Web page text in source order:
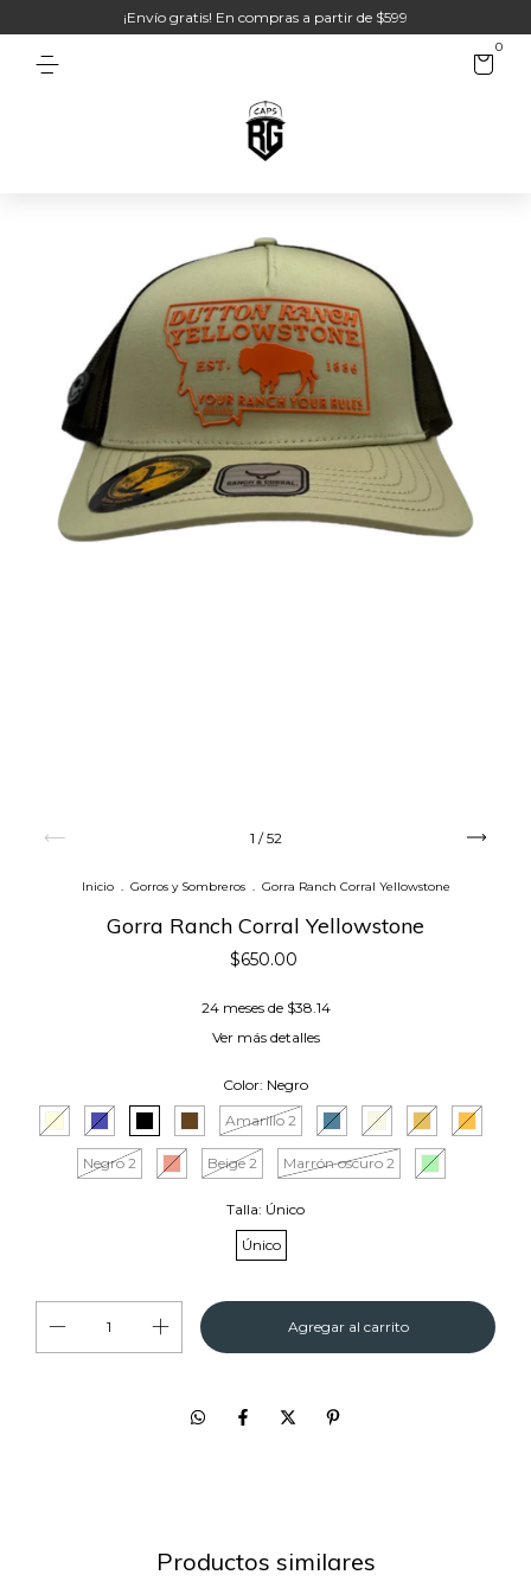
¡Envío gratis! En compras a partir de $599
0
1 /52
Inicio . Gorros y Sombreros . Gorra Ranch Corral Yellowstone
Gorra Ranch Corral Yellowstone
$650.00
24 meses de $38.14
Ver más detalles
Color: Negro
Amarillo 2
Negro 2 Beige 2 Marrón oscuro 2
Talla: Único
Único
Productos similares